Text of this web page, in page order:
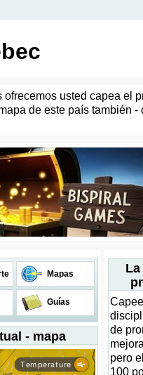
usted capea el
de este país también -
Mapas
Guías
- mapa
de
pero
100